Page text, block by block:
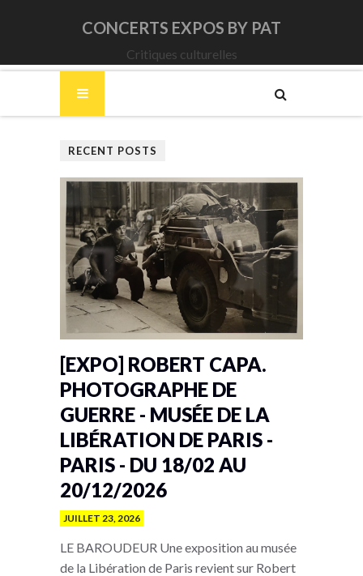
CONCERTS EXPOS BY PAT
Critiques culturelles
RECENT POSTS
[EXPO] ROBERT CAPA.
PHOTOGRAPHE DE
GUERRE - MUSÉE DE LA
LIBÉRATION DE PARIS -
PARIS - DU 18/02 AU
20/12/2026
JUILLET 23, 2026
LE BAROUDEUR Une exposition au musée
de la Libération de Paris revient sur Robert